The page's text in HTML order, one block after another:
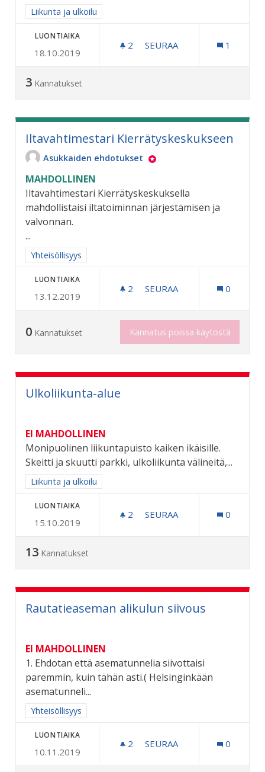
Rajaa tulokset aihepiirin mukaan: Liikunta ja ulkoilu
Liikunta ja ulkoilu
LUONTIAIKA
18.10.2019
2 2 SEURAAJAA
SEURAA 1
3 Kannatukset
Iltavahtimestari Kierrätyskeskukseen
Asukkaiden ehdotukset
MAHDOLLINEN
Iltavahtimestari Kierrätyskeskuksella
mahdollistaisi iltatoiminnan järjestämisen ja
valvonnan.
...
Rajaa tulokset aihepiirin mukaan: Yhteisöllisyys
Yhteisöllisyys
LUONTIAIKA
13.12.2019
2 2 SEURAAJAA
SEURAA 0
0 Kannatukset Kannatus poissa käytöstä
Ulkoliikunta-alue
EI MAHDOLLINEN
Monipuolinen liikuntapuisto kaiken ikäisille.
Skeitti ja skuutti parkki, ulkoliikunta välineitä,...
Rajaa tulokset aihepiirin mukaan: Liikunta ja ulkoilu
Liikunta ja ulkoilu
LUONTIAIKA
15.10.2019
2 2 SEURAAJAA
SEURAA 0
13 Kannatukset
Rautatieaseman alikulun siivous
EI MAHDOLLINEN
1. Ehdotan että asematunnelia siivottaisi
paremmin, kuin tähän asti.( Helsinginkään
asematunneli...
Rajaa tulokset aihepiirin mukaan: Yhteisöllisyys
Yhteisöllisyys
LUONTIAIKA
10.11.2019
2 2 SEURAAJAA
SEURAA 0